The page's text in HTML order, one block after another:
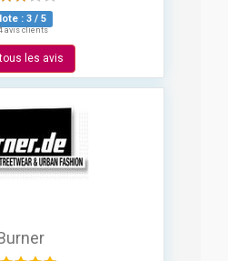
: 3 / 5
avis clients
les avis